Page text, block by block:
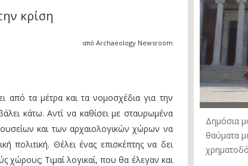
κρίση
από Archaeology Newsroom
από τα μέτρα και τα νομοσχέδια για την
κάτω. Αντί να καθίσει με σταυρωμένα
και των αρχαιολογικών χώρων να
πολιτική. Θέλει ένας επισκέπτης να δει
χώρους; Τιμαί λογικαί, που θα έλεγαν και
Δημόσια
θαύματα